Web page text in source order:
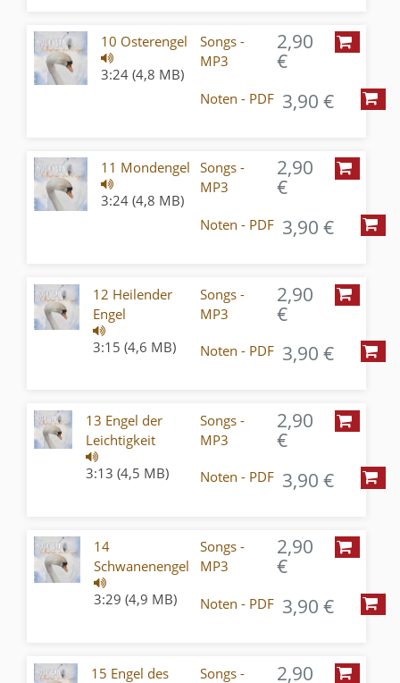
10 Osterengel
3:24 (4,8 MB)
Songs -
MP3
2,90
€
Noten - PDF 3,90 €
11 Mondengel
3:24 (4,8 MB)
Songs -
MP3
2,90
€
Noten - PDF 3,90 €
12 Heilender
Engel
3:15 (4,6 MB)
Songs -
MP3
2,90
€
Noten - PDF 3,90 €
13 Engel der
Leichtigkeit
3:13 (4,5 MB)
Songs -
MP3
2,90
€
Noten - PDF 3,90 €
14
Schwanenengel
3:29 (4,9 MB)
Songs -
MP3
2,90
€
Noten - PDF 3,90 €
15 Engel des
Songs -
2,90